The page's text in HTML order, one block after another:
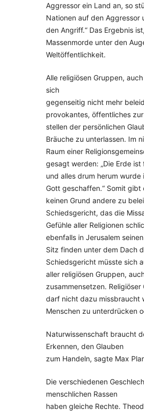
Aggressor ein Land an, so
Nationen auf den Aggressor
den Angriff.“ Das Ergebnis
Massenmorde unter den
Weltöffentlichkeit.
Alle religiösen Gruppen,
sich
gegenseitig nicht mehr
provokantes, öffentliches
stellen der persönlichen
Bräuche zu unterlassen. Im
Raum einer
gesagt werden: „Die Erde ist
und alles drum herum
Gott geschaffen.“ Somit gibt
keinen Grund andere zu
Schiedsgericht, das die
Gefühle aller Religionen
ebenfalls in Jerusalem seinen
Sitz finden unter dem Dach
Schiedsgericht müsste sich
aller religiösen Gruppen,
zusammensetzen. Religiöser
darf nicht dazu missbraucht
Menschen zu unterdrücken
Naturwissenschaft braucht
Erkennen, den Glauben
zum Handeln, sagte Max
Die verschiedenen
menschlichen Rassen
haben gleiche Rechte.